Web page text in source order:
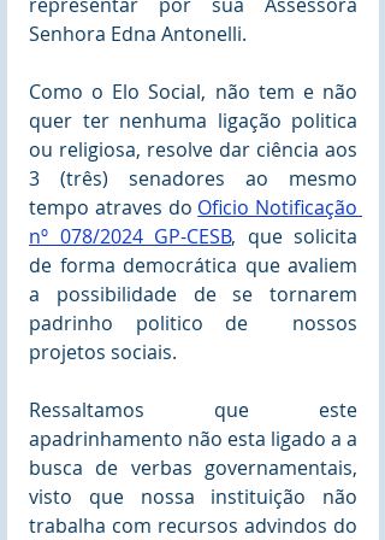
Senhora Edna Antonelli.
Como o Elo Social, não tem e não
quer ter nenhuma ligação politica
ou religiosa, resolve dar ciência aos
3 (três) senadores ao mesmo
tempo atraves do Oficio Notificação
nº 078/2024 GP-CESB, que solicita
de forma democrática que avaliem
a possibilidade de se tornarem
padrinho politico de  nossos
projetos sociais.
Ressaltamos que este
apadrinhamento não esta ligado a a
busca de verbas governamentais,
visto que nossa instituição não
trabalha com recursos advindos do